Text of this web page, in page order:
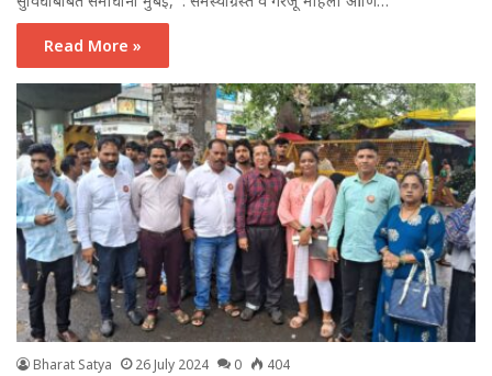
Read More »
Bharat Satya 26 July 2024 0 404